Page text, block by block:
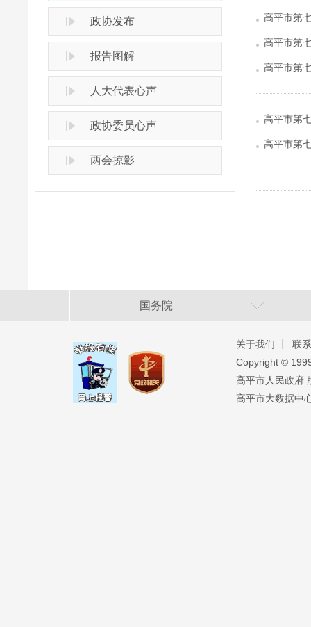
政协发布
报告图解
人大代表心声
政协委员心声
两会掠影
高平市第
高平市第
划的决议
高平市第
高平市第
高平市第
国务院
关于我们
联
Copyright ©️
高平市人民政府
高平市大数据